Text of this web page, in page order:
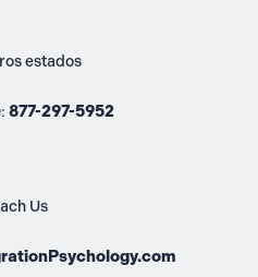
estados
877-297-5952
Us